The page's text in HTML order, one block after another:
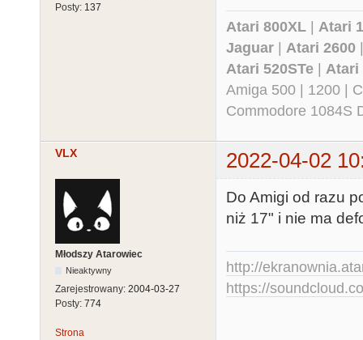
Posty: 137
Atari 800XL | Atari
Jaguar | Atari 2600
Atari 520STe | Atari
Amiga 500 | 1200 |
Commodore 1084S
VLX 2022-04-02
Młodszy Atarowiec
Nieaktywny
Zarejestrowany: 2004-03-27
Posty: 774
Do Amigi od razu
niż 17" i nie ma
http://
https://
Strona